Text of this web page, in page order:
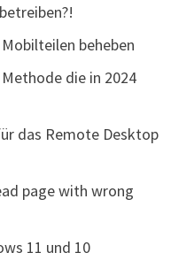
beheben
die in 2024
das Remote Desktop
page with wrong
11 und 10